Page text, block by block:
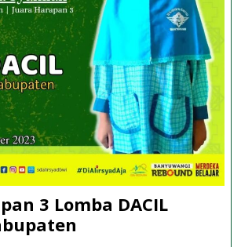
3 Lomba DACIL